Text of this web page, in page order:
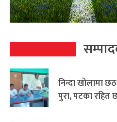
निन्दा खोलामा
पुरा, पटका